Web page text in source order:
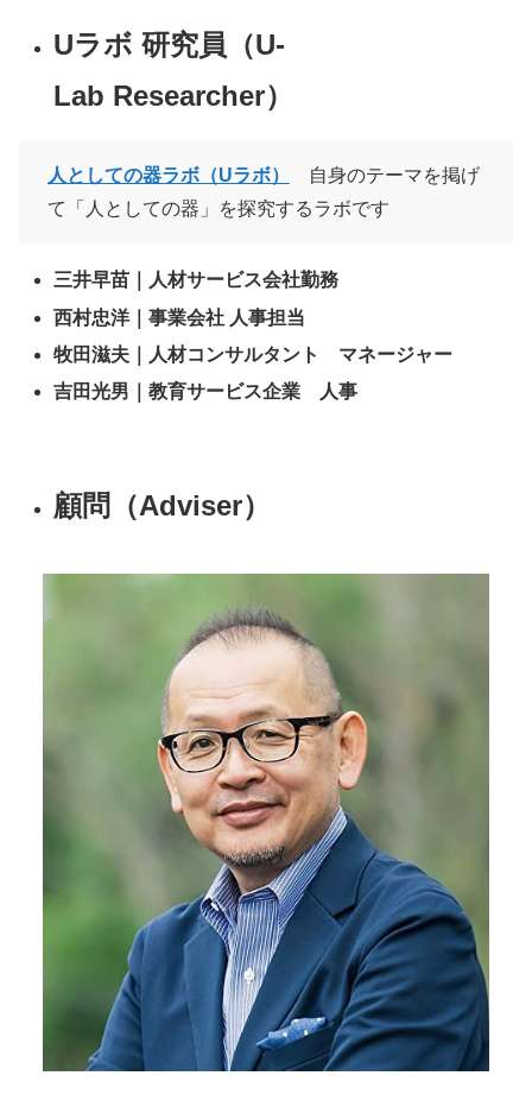
Uラボ 研究員（U-
Lab Researcher）
人としての器ラボ（Uラボ）
自身のテーマを掲げ
て「人としての器」を探究するラボです
三井早苗｜人材サービス会社勤務
西村忠洋｜事業会社 人事担当
牧田滋夫｜人材コンサルタント マネージャー
吉田光男｜教育サービス企業 人事
顧問 （Adviser）